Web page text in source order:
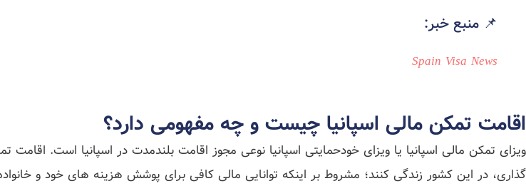
📌 منبع خبر:
Spain Visa News
اقامت تمکن مالی اسپانیا چیست و چه مفهومی دارد؟
ویزای تمکن مالی اسپانیا یا ویزای خودحمایتی اسپانیا نوعی مجوز اقامت بلندمدت در اسپانیا است. اقامت
گذاری، در این کشور زندگی کنند؛ مشروط بر اینکه توانایی مالی کافی برای پوشش هزینه های خود و